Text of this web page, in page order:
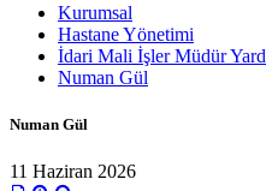
Kurumsal
Hastane Yönetimi
İdari Mali İşler Müdür
Numan Gül
Numan Gül
11 Haziran 2026